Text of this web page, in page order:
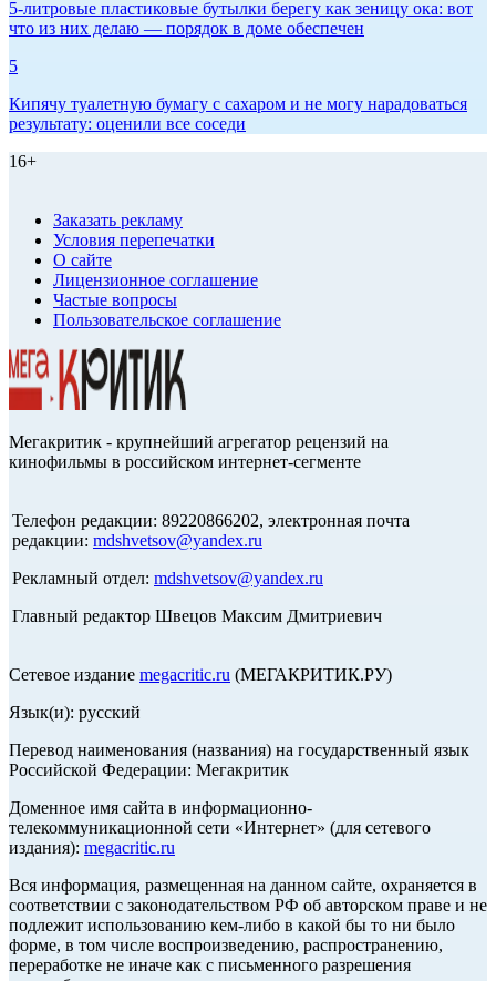
5-литровые пластиковые бутылки берегу как зеницу ока: вот
что из них делаю — порядок в доме обеспечен
5
Кипячу туалетную бумагу с сахаром и не могу нарадоваться
результату: оценили все соседи
16+
Заказать рекламу
Условия перепечатки
О сайте
Лицензионное соглашение
Частые вопросы
Пользовательское соглашение
Мегакритик - крупнейший агрегатор рецензий на
кинофильмы в российском интернет-сегменте
Телефон редакции: 89220866202, электронная почта
редакции: mdshvetsov@yandex.ru
Рекламный отдел: mdshvetsov@yandex.ru
Главный редактор Швецов Максим Дмитриевич
Сетевое издание megacritic.ru (МЕГАКРИТИК.РУ)
Язык(и): русский
Перевод наименования (названия) на государственный язык
Российской Федерации: Мегакритик
Доменное имя сайта в информационно-
телекоммуникационной сети «Интернет» (для сетевого
издания): megacritic.ru
Вся информация, размещенная на данном сайте, охраняется в
соответствии с законодательством РФ об авторском праве и не
подлежит использованию кем-либо в какой бы то ни было
форме, в том числе воспроизведению, распространению,
переработке не иначе как с письменного разрешения